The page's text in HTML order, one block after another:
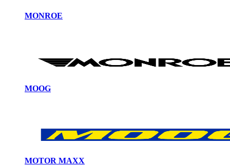
MONROE
MOOG
MOTOR MAXX